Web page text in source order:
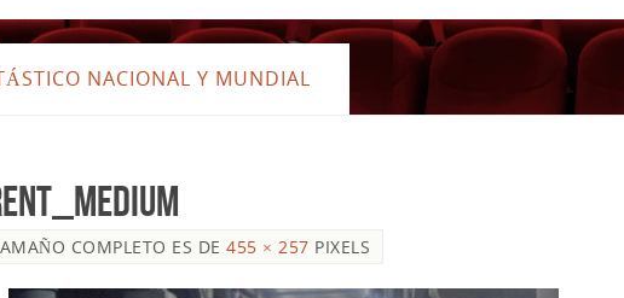
NACIONAL Y MUNDIAL
COMPLETO ES DE 455 × 257 PIXELS